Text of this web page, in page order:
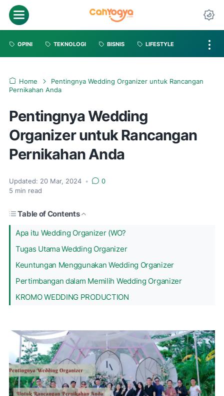
OPINI TEKNOLOGI BISNIS LIFESTYLE
Home
Pentingnya Wedding Organizer untuk Rancangan
Pernikahan Anda
Pentingnya Wedding
Organizer untuk Rancangan
Pernikahan Anda
Updated: 20 Mar, 2024 •
0
5 min read
Table of Contents
Apa itu Wedding Organizer (WO?
Tugas Utama Wedding Organizer
Keuntungan Menggunakan Wedding Organizer
Pertimbangan dalam Memilih Wedding Organizer
KROMO WEDDING PRODUCTION